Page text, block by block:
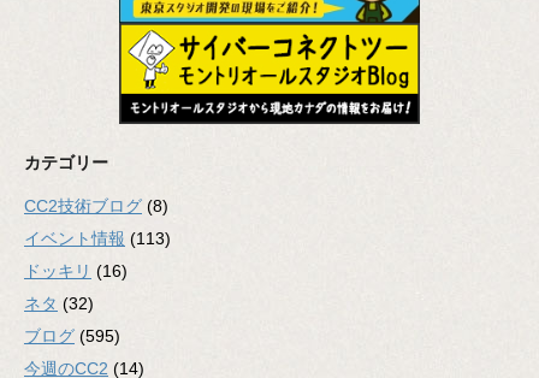
カテゴリー
CC2技術ブログ (8)
イベント情報 (113)
ドッキリ (16)
ネタ (32)
ブログ (595)
今週のCC2 (14)